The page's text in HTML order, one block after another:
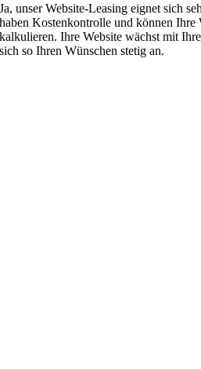
Ja, unser Website-Leasing eignet sich
haben Kostenkontrolle und können Ihre
kalkulieren. Ihre Website wächst mit
sich so Ihren Wünschen stetig an.